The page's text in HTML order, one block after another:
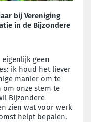
bij Vereniging
in de Bijzondere
geen
ik houd het liever
manier om te
onze stem te
Bijzondere
zien wat voor werk
helpt bepalen.